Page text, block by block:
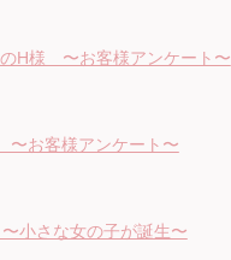
H様 〜お客様アンケート〜
お客様アンケート〜
小さな女の子が誕生〜